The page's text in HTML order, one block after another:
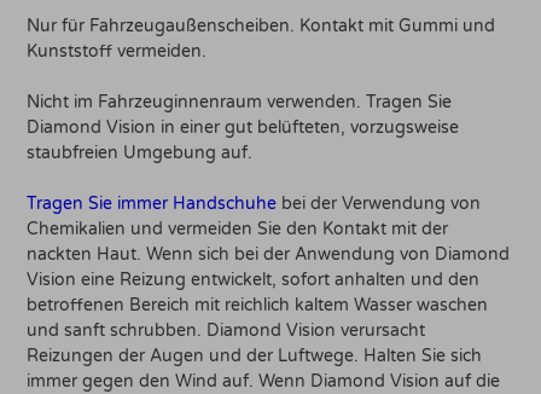
Nur für Fahrzeugaußenscheiben. Kontakt mit Gummi und
Kunststoff vermeiden.
Nicht im Fahrzeuginnenraum verwenden. Tragen Sie
Diamond Vision in einer gut belüfteten, vorzugsweise
staubfreien Umgebung auf.
Tragen Sie immer Handschuhe bei der Verwendung von
Chemikalien und vermeiden Sie den Kontakt mit der
nackten Haut. Wenn sich bei der Anwendung von Diamond
Vision eine Reizung entwickelt, sofort anhalten und den
betroffenen Bereich mit reichlich kaltem Wasser waschen
und sanft schrubben. Diamond Vision verursacht
Reizungen der Augen und der Luftwege. Halten Sie sich
immer gegen den Wind auf. Wenn Diamond Vision auf die